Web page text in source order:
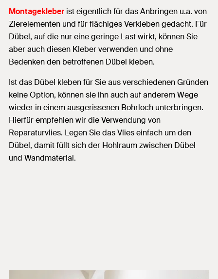
Montagekleber ist eigentlich für das Anbringen u.a. von
Zierelementen und für flächiges Verkleben gedacht. Für
Dübel, auf die nur eine geringe Last wirkt, können Sie
aber auch diesen Kleber verwenden und ohne
Bedenken den betroffenen Dübel kleben.
Ist das Dübel kleben für Sie aus verschiedenen Gründen
keine Option, können sie ihn auch auf anderem Wege
wieder in einem ausgerissenen Bohrloch unterbringen.
Hierfür empfehlen wir die Verwendung von
Reparaturvlies. Legen Sie das Vlies einfach um den
Dübel, damit füllt sich der Hohlraum zwischen Dübel
und Wandmaterial.